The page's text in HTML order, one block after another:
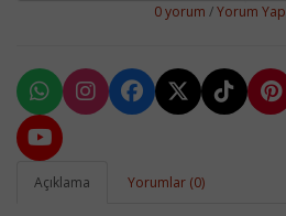
0 yorum /Yorum Yap
Açıklama Yorumlar (0)